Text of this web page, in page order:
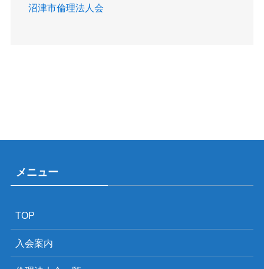
沼津市倫理法人会
メニュー
TOP
入会案内